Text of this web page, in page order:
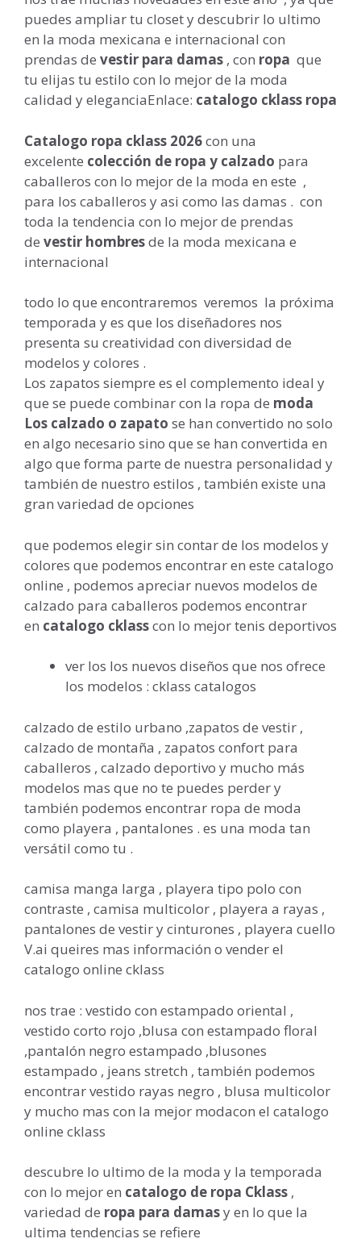
puedes ampliar tu closet y descubrir lo ultimo
en la moda mexicana e internacional con
prendas de vestir para damas , con ropa que
tu elijas tu estilo con lo mejor de la moda
calidad y eleganciaEnlace: catalogo cklass ropa
Catalogo ropa cklass 2026con una
excelente colección de ropa y calzado para
caballeros con lo mejor de la moda en este ,
para los caballeros y asi como las damas . con
toda la tendencia con lo mejor de prendas
de vestir hombresde la moda mexicana e
internacional
todo lo que encontraremos veremos la próxima
temporada y es que los diseñadores nos
presenta su creatividad con diversidad de
modelos y colores .
Los zapatos siempre es el complemento ideal y
que se puede combinar con la ropa de moda
Los calzado o zapato se han convertido no solo
en algo necesario sino que se han convertida en
algo que forma parte de nuestra personalidad y
también de nuestro estilos , también existe una
gran variedad de opciones
que podemos elegir sin contar de los modelos y
colores que podemos encontrar en este catalogo
online , podemos apreciar nuevos modelos de
calzado para caballeros podemos encontrar
en catalogo cklasscon lo mejor tenis deportivos
ver los los nuevos diseños que nos ofrece
los modelos : cklass catalogos
calzado de estilo urbano ,zapatos de vestir ,
calzado de montaña , zapatos confort para
caballeros , calzado deportivo y mucho más
modelos mas que no te puedes perder y
también podemos encontrar ropa de moda
como playera , pantalones . es una moda tan
versátil como tu .
camisa manga larga , playera tipo polo con
contraste , camisa multicolor , playera a rayas ,
pantalones de vestir y cinturones , playera cuello
V.ai queires mas información o vender el
catalogo online cklass
nos trae : vestido con estampado oriental ,
vestido corto rojo ,blusa con estampado floral
,pantalón negro estampado ,blusones
estampado , jeans stretch , también podemos
encontrar vestido rayas negro , blusa multicolor
y mucho mas con la mejor modacon el catalogo
online cklass
descubre lo ultimo de la moda y la temporada
con lo mejor en catalogo de ropa Cklass ,
variedad de ropa para damasy en lo que la
ultima tendencias se refiere